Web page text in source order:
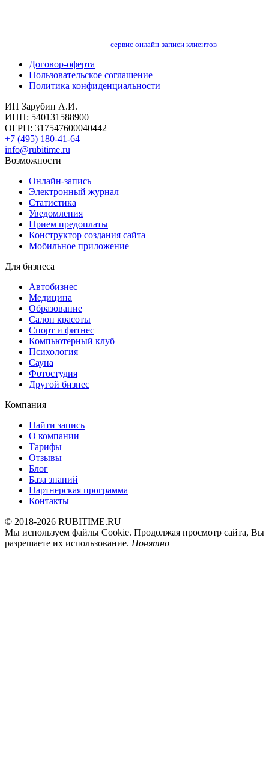
сервис онлайн-записи клиентов
Договор-оферта
Пользовательское соглашение
Политика конфиденциальности
ИП Зарубин А.И.
ИНН: 540131588900
ОГРН: 317547600040442
+7 (495) 180-41-64
info@rubitime.ru
Возможности
Онлайн-запись
Электронный журнал
Статистика
Уведомления
Прием предоплаты
Конструктор создания сайта
Мобильное приложение
Для бизнеса
Автобизнес
Медицина
Образование
Салон красоты
Спорт и фитнес
Компьютерный клуб
Психология
Сауна
Фотостудия
Другой бизнес
Компания
Найти запись
О компании
Тарифы
Отзывы
Блог
База знаний
Партнерская программа
Контакты
© 2018-2026 RUBITIME.RU
Мы используем файлы Cookie. Продолжая просмотр сайта, Вы
разрешаете их использование. Понятно